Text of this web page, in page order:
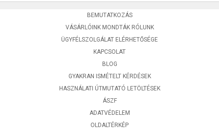
BEMUTATKOZÁS
VÁSÁRLÓINK MONDTÁK RÓLUNK
ÜGYFÉLSZOLGÁLAT ELÉRHETŐSÉGE
KAPCSOLAT
BLOG
GYAKRAN ISMÉTELT KÉRDÉSEK
HASZNÁLATI ÚTMUTATÓ LETÖLTÉSEK
ÁSZF
ADATVÉDELEM
OLDALTÉRKÉP